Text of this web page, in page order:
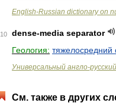
English-Russian dictionary on
10
dense-media separator
Геология: тяжелосредний
Универсальный англо-
См. также в других